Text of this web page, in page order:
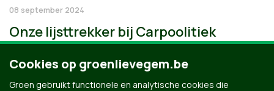
08 september 2024
Onze lijsttrekker bij Carpoolitiek
Cookies op groenlievegem.be
Groen gebruikt functionele en analytische cookies die